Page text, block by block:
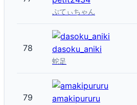
ぷてぃちゃん
78 dasoku_aniki
蛇足
79 amakipururu